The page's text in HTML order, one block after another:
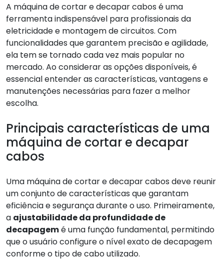
A máquina de cortar e decapar cabos é uma
ferramenta indispensável para profissionais da
eletricidade e montagem de circuitos. Com
funcionalidades que garantem precisão e agilidade,
ela tem se tornado cada vez mais popular no
mercado. Ao considerar as opções disponíveis, é
essencial entender as características, vantagens e
manutenções necessárias para fazer a melhor
escolha.
Principais características de uma
máquina de cortar e decapar
cabos
Uma máquina de cortar e decapar cabos deve reunir
um conjunto de características que garantam
eficiência e segurança durante o uso. Primeiramente,
a ajustabilidade da profundidade de
decapagemé uma função fundamental, permitindo
que o usuário configure o nível exato de decapagem
conforme o tipo de cabo utilizado.